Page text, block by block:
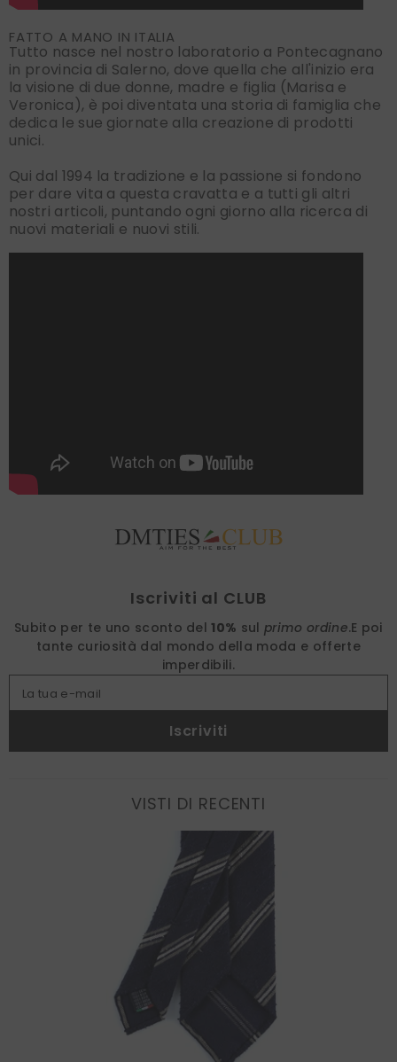
FATTO A MANO IN ITALIA
Tutto nasce nel nostro laboratorio a Pontecagnano
in provincia di Salerno, dove quella che all'inizio era
la visione di due donne, madre e figlia (Marisa e
Veronica), è poi diventata una storia di famiglia che
dedica le sue giornate alla creazione di prodotti
unici.
Qui dal 1994 la tradizione e la passione si fondono
per dare vita a questa cravatta e a tutti gli altri
nostri articoli, puntando ogni giorno alla ricerca di
nuovi materiali e nuovi stili.
Iscriviti al CLUB
Subito per te uno sconto del 10% sulprimo ordine.E poi
tante curiosità dal mondo della moda e offerte
imperdibili.
La tua e-mail
Iscriviti
VISTI DI RECENTI